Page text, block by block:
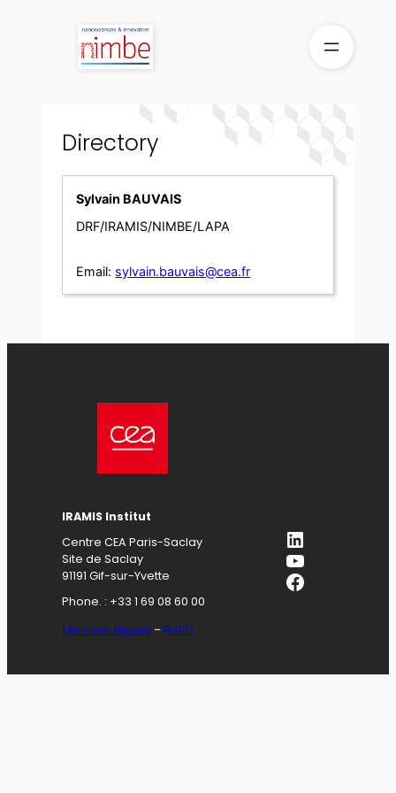
Directory
Sylvain BAUVAIS
DRF/IRAMIS/NIMBE/LAPA
Email: sylvain.bauvais@cea.fr
IRAMIS Institut
Centre CEA Paris-Saclay
Site de Saclay
91191 Gif-sur-Yvette
Phone. : +33 1 69 08 60 00
Mentions légales – RGPD
LinkedIn
YouTube
Facebook